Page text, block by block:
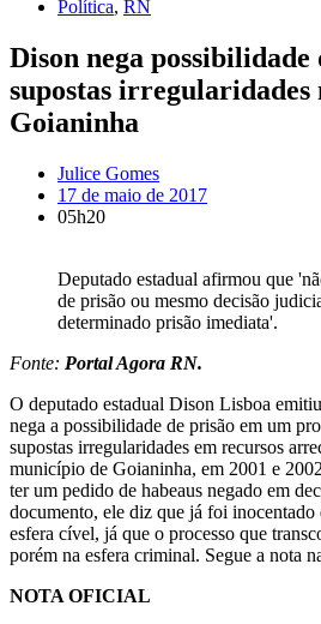
Política, RN
Dison nega possibilidade
supostas
Goianinha
Julice Gomes
17 de maio de 2017
05h20
Deputado estadual afirmou que
de prisão ou mesmo decisão
determinado prisão imediata'.
Fonte: Portal Agora RN.
O deputado estadual Dison Lisboa
nega a possibilidade de prisão em um
supostas irregularidades em recursos
município de Goianinha, em 2001 e
ter um pedido de habeaus negado em
documento, ele diz que já foi inocentado
esfera cível, já que o processo que
porém na esfera criminal. Segue a nota
NOTA OFICIAL